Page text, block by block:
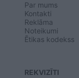
Par mums
Kontakti
Reklāma
Noteikumi
Ētikas kodekss
REKVIZĪTI